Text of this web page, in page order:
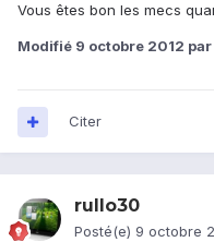
Vous êtes bon les mecs
Modifié 9 octobre 2012
Citer
rullo30
Posté(e) 9 octobre